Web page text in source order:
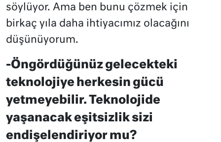
söylüyor. Ama ben bunu çözmek için
birkaç yıla daha ihtiyacımız olacağını
düşünüyorum.
-Öngördüğünüz gelecekteki
teknolojiye herkesin gücü
yetmeyebilir. Teknolojide
yaşanacak eşitsizlik sizi
endişelendiriyor mu?